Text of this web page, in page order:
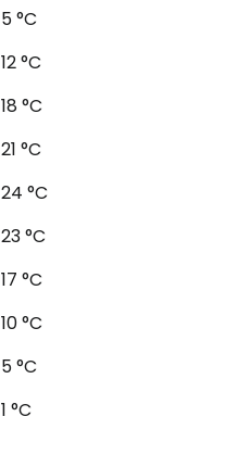
5 °C
12 °C
18 °C
21 °C
24 °C
23 °C
17 °C
10 °C
5 °C
1 °C